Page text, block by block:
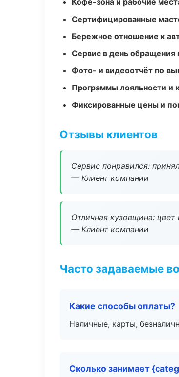
Кофе-зона и рабочие
Сертифицированные
Бережное отношение к
Сервис в день обращения
Фото- и видеоотчёт по
Программы лояльности и
Фиксированные цены и
Отзывы клиентов
Сервис понравился:
— Клиент компании
Отличная кузовщина:
— Клиент компании
Часто задаваемые
Какие способы оплаты?
Наличные, карты,
Сколько занимает